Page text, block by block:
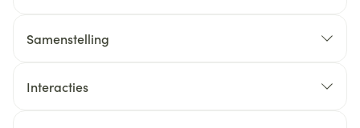
Samenstelling
Interacties